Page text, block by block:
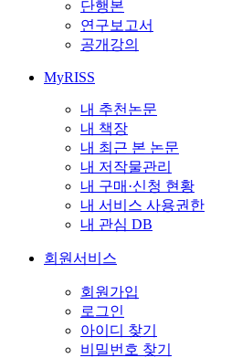
단행본
연구보고서
공개강의
MyRISS
내 추천논문
내 책장
내 최근 본 논문
내 저작물관리
내 구매·신청 현황
내 서비스 사용권한
내 관심 DB
회원서비스
회원가입
로그인
아이디 찾기
비밀번호 찾기